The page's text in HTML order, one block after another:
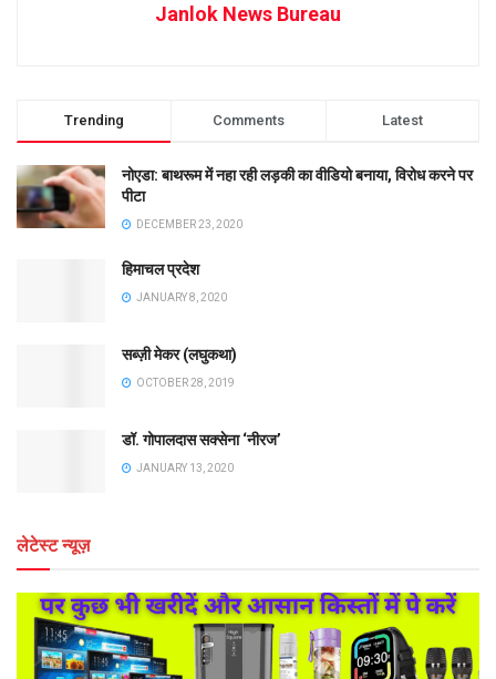
Janlok News Bureau
Trending Comments Latest
नोएडा: बाथरूम में नहा रही लड़की का वीडियो बनाया, विरोध करने पर
पीटा
DECEMBER 23, 2020
हिमाचल प्रदेश
JANUARY 8, 2020
सब्ज़ी मेकर (लघुकथा)
OCTOBER 28, 2019
डॉ. गोपालदास सक्सेना ‘नीरज’
JANUARY 13, 2020
लेटेस्ट न्यूज़